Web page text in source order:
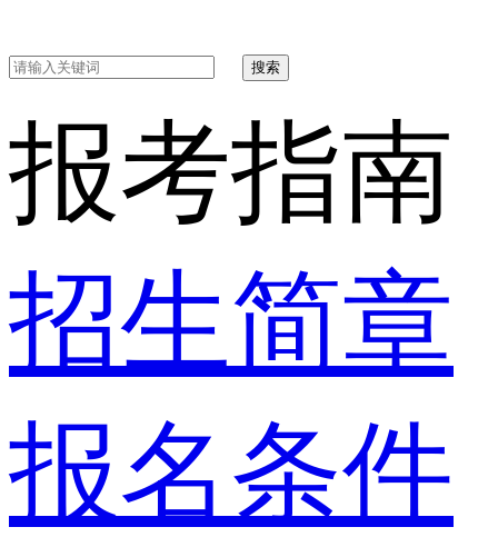
搜索
报考指南
招生简章
报名条件